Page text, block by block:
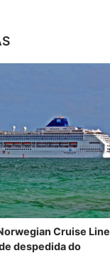
Cruise Line
despedida do